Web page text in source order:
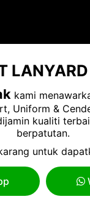
kami
Uniform &
kualiti
berpatutan.
untuk